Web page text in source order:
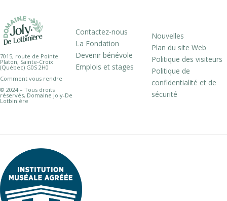
7015, route de Pointe
Platon, Sainte-Croix
(Québec) G0S 2H0
Comment vous rendre
© 2024 – Tous droits
réservés, Domaine Joly-De
Lotbinière
Contactez-nous
La Fondation
Devenir bénévole
Emplois et stages
Nouvelles
Plan du site Web
Politique des visiteurs
Politique de
confidentialité et de
sécurité